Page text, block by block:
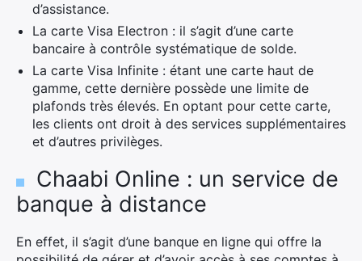
d’assistance.
La carte Visa Electron : il s’agit d’une carte
bancaire à contrôle systématique de solde.
La carte Visa Infinite : étant une carte haut de
gamme, cette dernière possède une limite de
plafonds très élevés. En optant pour cette carte,
les clients ont droit à des services supplémentaires
et d’autres privilèges.
Chaabi Online : un service de
banque à distance
En effet, il s’agit d’une banque en ligne qui offre la
×